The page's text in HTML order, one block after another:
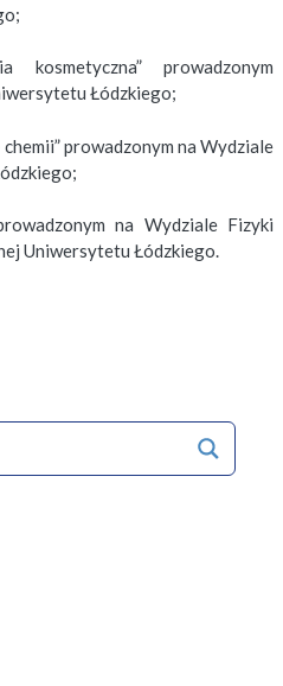
kosmetyczna” prowadzonym
Łódzkiego;
prowadzonym na Wydziale
na Wydziale Fizyki
Uniwersytetu Łódzkiego.